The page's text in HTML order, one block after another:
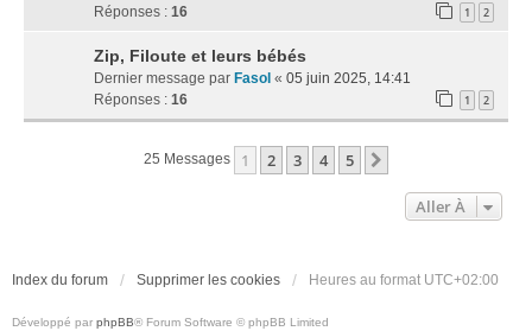
Réponses : 16 1 2
Zip, Filoute et leurs bébés
Dernier message par Fasol « 05 juin 2025, 14:41
Réponses : 16 1 2
25 Messages 1 2 3 4 5
Aller À
Index du forum Supprimer les cookies Heures au format UTC+02:00
Développé par phpBB® Forum Software © phpBB Limited